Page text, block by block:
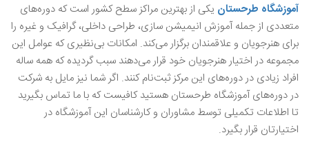
آموزشگاه طرحستان یکی از بهترین مراکز سطح کشور است که دوره‌های
متعددی از جمله آموزش انیمیشن ‌سازی، طراحی داخلی، گرافیک و غیره را
برای هنرجویان و علاقمندان برگزار می‌کند. امکانات بی‌نظیری که عوامل این
مجموعه در اختیار هنرجویان خود قرار ‌می‌دهند سبب گردیده که همه ساله
افراد زیادی در دوره‌های این مرکز ثبت‌نام کنند. اگر شما نیز مایل به شرکت
در دوره‌های آموزشگاه طرحستان هستید کافیست که با ما تماس بگیرید
تا اطلاعات تکمیلی توسط مشاوران و کارشناسان این آموزشگاه در
اختیارتان قرار بگیرد.